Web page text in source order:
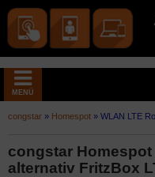
MENÜ
congstar » Homespot » WLAN LTE
congstar Homespot
alternativ FritzBox